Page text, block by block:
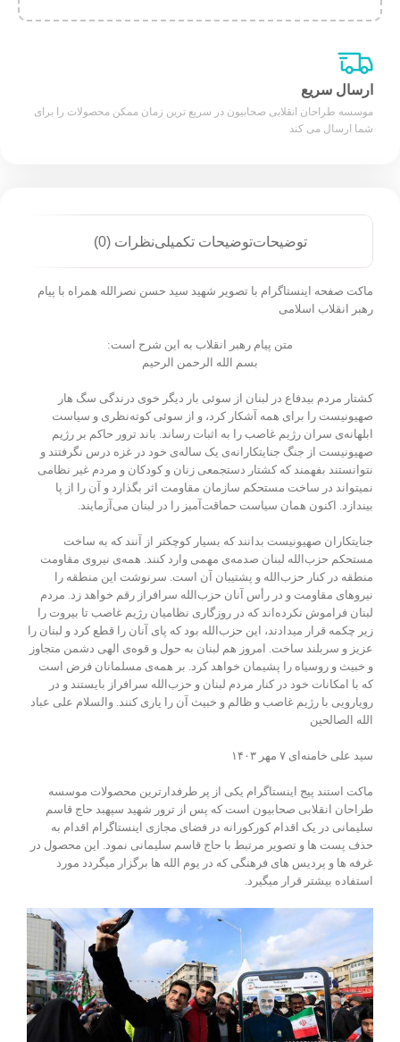
ارسال سریع
موسسه طراحان انقلابی صحابیون در سریع ترین زمان ممکن محصولات را برای
شما ارسال می کند
توضیحاتتوضیحات تکمیلینظرات (0)
ماکت صفحه اینستاگرام با تصویر شهید سید حسن نصرالله همراه با پیام
رهبر انقلاب اسلامی
متن پیام رهبر انقلاب به این شرح است:
بسم الله الرحمن الرحيم
کشتار مردم بیدفاع در لبنان از سوئی بار دیگر خوی درندگی سگ هار
صهیونیست را برای همه آشکار کرد، و از سوئی کوته‌نظری و سیاست
ابلهانه‌ی سران رژیم غاصب را به اثبات رساند. باند ترور حاکم بر رژیم
صهیونیست از جنگ جنایتکارانه‌ی یک ساله‌ی خود در غزه درس نگرفتند و
نتوانستند بفهمند که کشتار دستجمعی زنان و کودکان و مردم غیر نظامی
نمیتواند در ساخت مستحکم سازمان مقاومت اثر بگذارد و آن را از پا
بیندازد. اکنون همان سیاست حماقت‌آمیز را در لبنان می‌آزمایند.
جنایتکاران صهیونیست بدانند که بسیار کوچکتر از آنند که به ساخت
مستحکم حزب‌الله لبنان صدمه‌ی مهمی وارد کنند. همه‌ی نیروی مقاومت
منطقه در کنار حزب‌الله و پشتیبان آن است. سرنوشت این منطقه را
نیروهای مقاومت و در رأس آنان حزب‌الله سرافراز رقم خواهد زد. مردم
لبنان فراموش نکرده‌اند که در روزگاری نظامیان رژیم غاصب تا بیروت را
زیر چکمه قرار میدادند، این حزب‌الله بود که پای آنان را قطع کرد و لبنان را
عزیز و سربلند ساخت. امروز هم لبنان به حول و قوه‌ی الهی دشمن متجاوز
و خبیث و روسیاه را پشیمان خواهد کرد. بر همه‌ی مسلمانان فرض است
که با امکانات خود در کنار مردم لبنان و حزب‌الله سرافراز بایستند و در
رویارویی با رژیم غاصب و ظالم و خبیث آن را یاری کنند. والسلام على عباد
الله الصالحين
سید علی خامنه‌ای ۷ مهر ۱۴۰۳
ماکت استند پیج اینستاگرام یکی از پر طرفدارترین محصولات موسسه
طراحان انقلابی صحابیون است که پس از ترور شهید سپهبد حاج قاسم
سلیمانی در یک اقدام کورکورانه در فضای مجازی اینستاگرام اقدام به
حذف پست ها و تصویر مرتبط با حاج قاسم سلیمانی نمود. این محصول در
غرفه ها و پردیس های فرهنگی که در یوم الله ها برگزار میگردد مورد
استفاده بیشتر قرار میگیرد.